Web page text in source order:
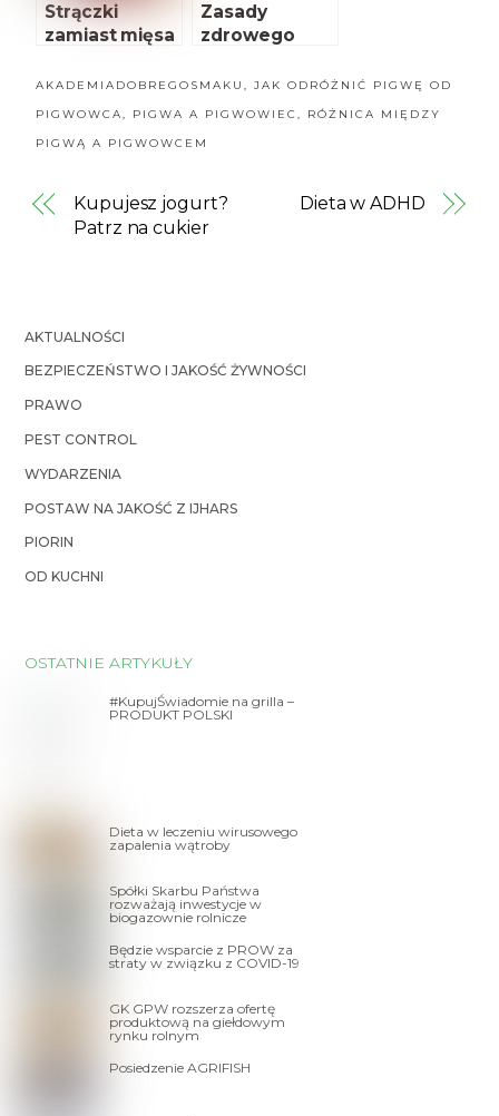
Strączki
zamiast mięsa
Zasady
zdrowego
AKADEMIADOBREGOSMAKU,JAK ODRÓŻNIĆ PIGWĘ OD
PIGWOWCA, PIGWA A PIGWOWIEC, RÓŻNICA MIĘDZY
PIGWĄ A PIGWOWCEM
Kupujesz jogurt?
Patrz na cukier
Dieta w ADHD
AKTUALNOŚCI
BEZPIECZEŃSTWO I JAKOŚĆ ŻYWNOŚCI
PRAWO
PEST CONTROL
WYDARZENIA
POSTAW NA JAKOŚĆ Z IJHARS
PIORIN
OD KUCHNI
OSTATNIE ARTYKUŁY
#KupujŚwiadomie na grilla –
PRODUKT POLSKI
Dieta w leczeniu wirusowego
zapalenia wątroby
Spółki Skarbu Państwa
rozważają inwestycje w
biogazownie rolnicze
Będzie wsparcie z PROW za
straty w związku z COVID-19
GK GPW rozszerza ofertę
produktową na giełdowym
rynku rolnym
Posiedzenie AGRIFISH